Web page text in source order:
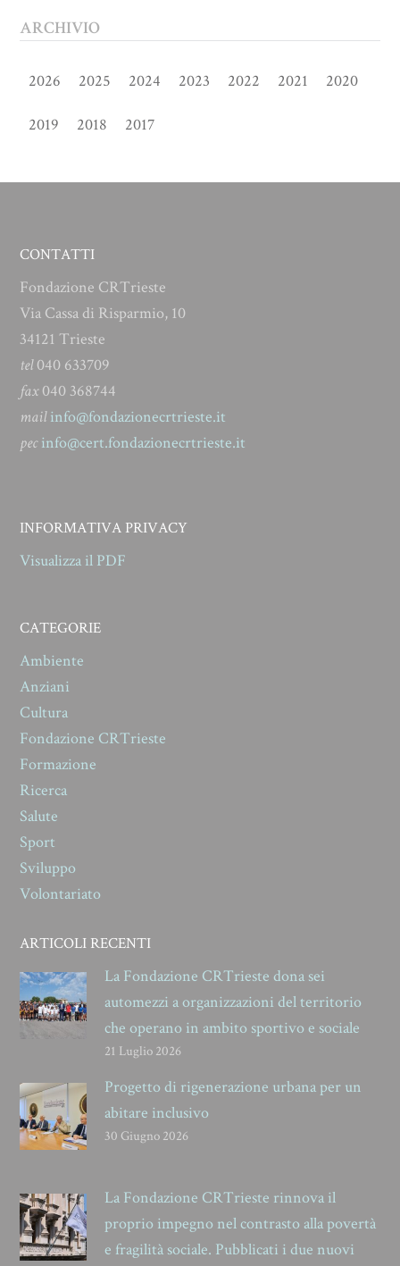
ARCHIVIO
2026 2025 2024 2023 2022 2021 2020
2019 2018 2017
CONTATTI
Fondazione CRTrieste
Via Cassa di Risparmio, 10
34121 Trieste
tel040 633709
fax040 368744
mailinfo@fondazionecrtrieste.it
pecinfo@cert.fondazionecrtrieste.it
INFORMATIVA PRIVACY
Visualizza il PDF
CATEGORIE
Ambiente
Anziani
Cultura
Fondazione CRTrieste
Formazione
Ricerca
Salute
Sport
Sviluppo
Volontariato
ARTICOLI RECENTI
La Fondazione CRTrieste dona sei
automezzi a organizzazioni del territorio
che operano in ambito sportivo e sociale
21 Luglio 2026
Progetto di rigenerazione urbana per un
abitare inclusivo
30 Giugno 2026
La Fondazione CRTrieste rinnova il
proprio impegno nel contrasto alla povertà
e fragilità sociale. Pubblicati i due nuovi